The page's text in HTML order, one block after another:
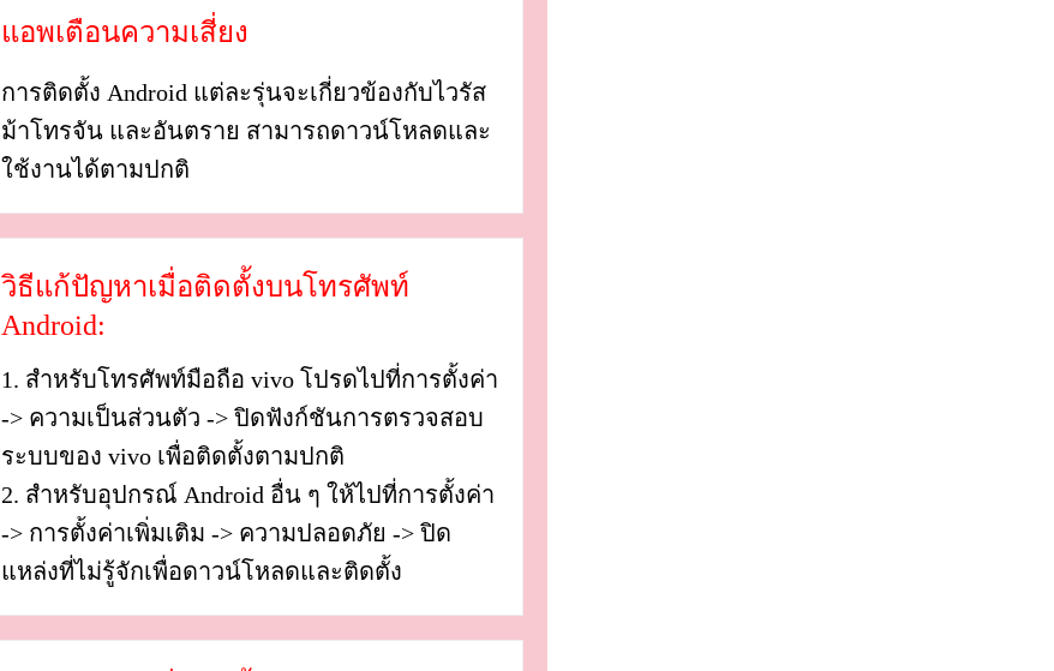
แอพเตือนความเสี่ยง
การติดตั้ง Android แต่ละรุ่นจะเกี่ยวข้องกับไวรัส
ม้าโทรจัน และอันตราย สามารถดาวน์โหลดและ
ใช้งานได้ตามปกติ
วิธีแก้ปัญหาเมื่อติดตั้งบนโทรศัพท์
Android:
1. สำหรับโทรศัพท์มือถือ vivo โปรดไปที่การตั้งค่า
-> ความเป็นส่วนตัว -> ปิดฟังก์ชันการตรวจสอบ
ระบบของ vivo เพื่อติดตั้งตามปกติ
2. สำหรับอุปกรณ์ Android อื่น ๆ ให้ไปที่การตั้งค่า
-> การตั้งค่าเพิ่มเติม -> ความปลอดภัย -> ปิด
แหล่งที่ไม่รู้จักเพื่อดาวน์โหลดและติดตั้ง